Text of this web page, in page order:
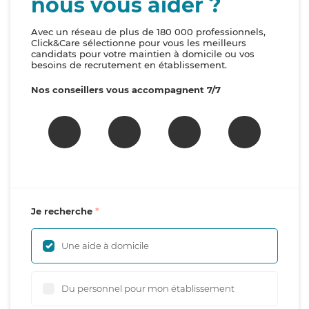
nous vous aider ?
Avec un réseau de plus de 180 000 professionnels,
Click&Care sélectionne pour vous les meilleurs
candidats pour votre maintien à domicile ou vos
besoins de recrutement en établissement.
Nos conseillers vous accompagnent 7/7
Je recherche
Une aide à domicile
Du personnel pour mon établissement